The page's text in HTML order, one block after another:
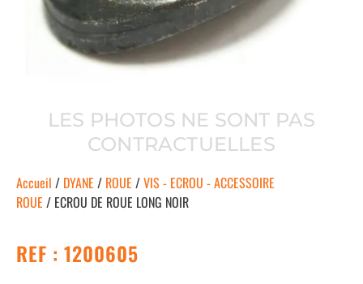
LES PHOTOS NE SONT PAS
CONTRACTUELLES
Accueil / DYANE / ROUE /VIS - ECROU - ACCESSOIRE
ROUE / ECROU DE ROUE LONG NOIR
REF : 1200605